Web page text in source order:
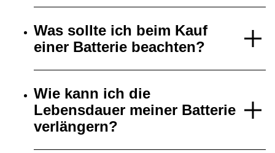
Was sollte ich beim Kauf
einer Batterie beachten?
Wie kann ich die
Lebensdauer meiner Batterie
verlängern?